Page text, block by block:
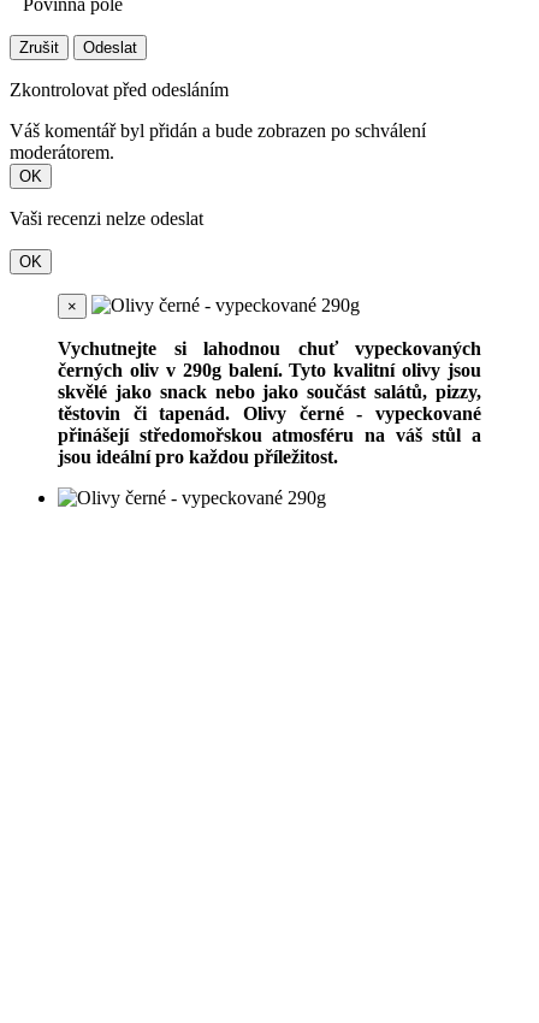
Povinná pole
Zrušit Odeslat
Zkontrolovat před odesláním
Váš komentář byl přidán a bude zobrazen po schválení
moderátorem.
OK
Vaši recenzi nelze odeslat
OK
×
Vychutnejte si lahodnou chuť vypeckovaných
černých oliv v 290g balení. Tyto kvalitní olivy jsou
skvělé jako snack nebo jako součást salátů, pizzy,
těstovin či tapenád. Olivy černé - vypeckované
přinášejí středomořskou atmosféru na váš stůl a
jsou ideální pro každou příležitost.